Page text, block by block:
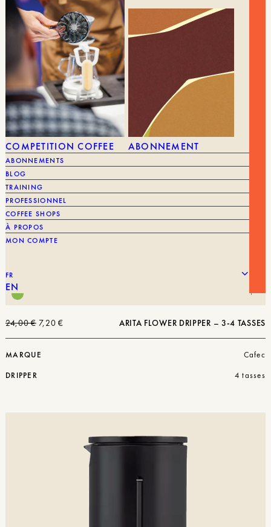
COMPETITION COFFEE ABONNEMENT
ABONNEMENTS
BLOG
TRAINING
PROFESSIONNEL
COFFEE SHOPS
À PROPOS
MON COMPTE
FR
EN
DRIPPER
1 à 2 tasses
ARITA FLOWER DRIPPER – 3-4 TASSES
24,00€ Le
initial
était :
24,00 €.
7,20€Le
actuel
MARQUE
Cafec
DRIPPER
4 tasses